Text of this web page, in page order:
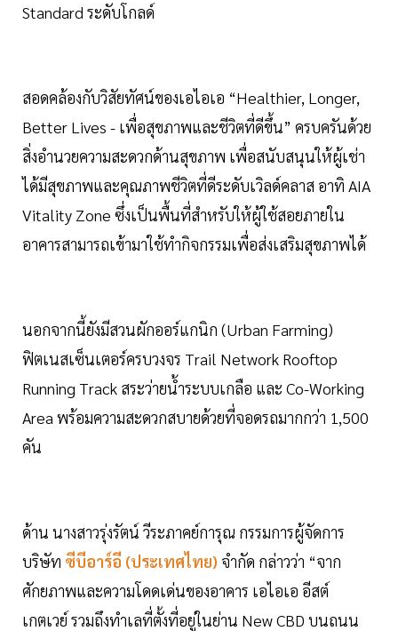
Standard ระดับโกลด์
สอดคล้องกับวิสัยทัศน์ของเอไอเอ “Healthier, Longer,
Better Lives - เพื่อสุขภาพและชีวิตที่ดีขึ้น” ครบครันด้วย
สิ่งอำนวยความสะดวกด้านสุขภาพ เพื่อสนับสนุนให้ผู้เช่า
ได้มีสุขภาพและคุณภาพชีวิตที่ดีระดับเวิลด์คลาส อาทิ AIA
Vitality Zone ซึ่งเป็นพื้นที่สำหรับให้ผู้ใช้สอยภายใน
อาคารสามารถเข้ามาใช้ทำกิจกรรมเพื่อส่งเสริมสุขภาพได้
นอกจากนี้ยังมีสวนผักออร์แกนิก (Urban Farming)
ฟิตเนสเซ็นเตอร์ครบวงจร Trail Network Rooftop
Running Track สระว่ายน้ำระบบเกลือ และ Co-Working
Area พร้อมความสะดวกสบายด้วยที่จอดรถมากกว่า 1,500
คัน
ด้าน นางสาวรุ่งรัตน์ วีระภาคย์การุณ กรรมการผู้จัดการ
บริษัท ซีบีอาร์อี (ประเทศไทย) จำกัด กล่าวว่า “จาก
ศักยภาพและความโดดเด่นของอาคาร เอไอเอ อีสต์
เกตเวย์ รวมถึงทำเลที่ตั้งที่อยู่ในย่าน New CBD บนถนน